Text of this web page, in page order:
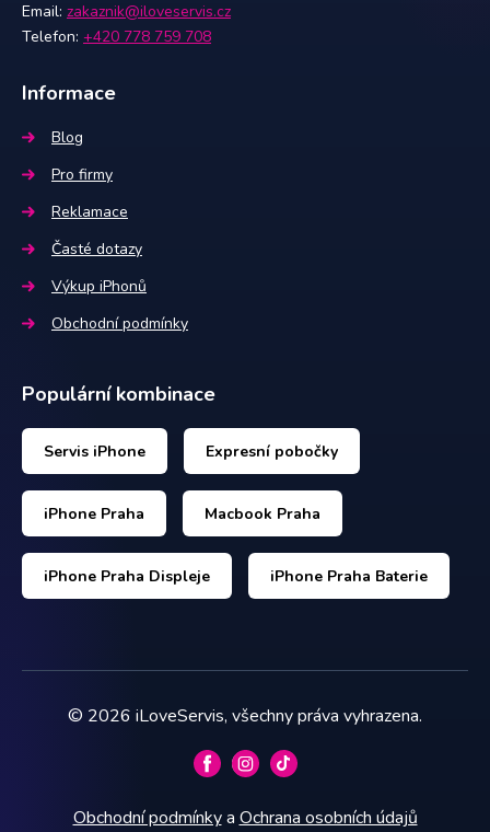
Email: zakaznik@iloveservis.cz
Telefon: +420 778 759 708
Informace
Blog
Pro firmy
Reklamace
Časté dotazy
Výkup iPhonů
Obchodní podmínky
Populární kombinace
Servis iPhone Expresní pobočky
iPhone Praha Macbook Praha
iPhone Praha Displeje iPhone Praha Baterie
© 2026 iLoveServis, všechny práva vyhrazena.
Obchodní podmínky a Ochrana osobních údajů